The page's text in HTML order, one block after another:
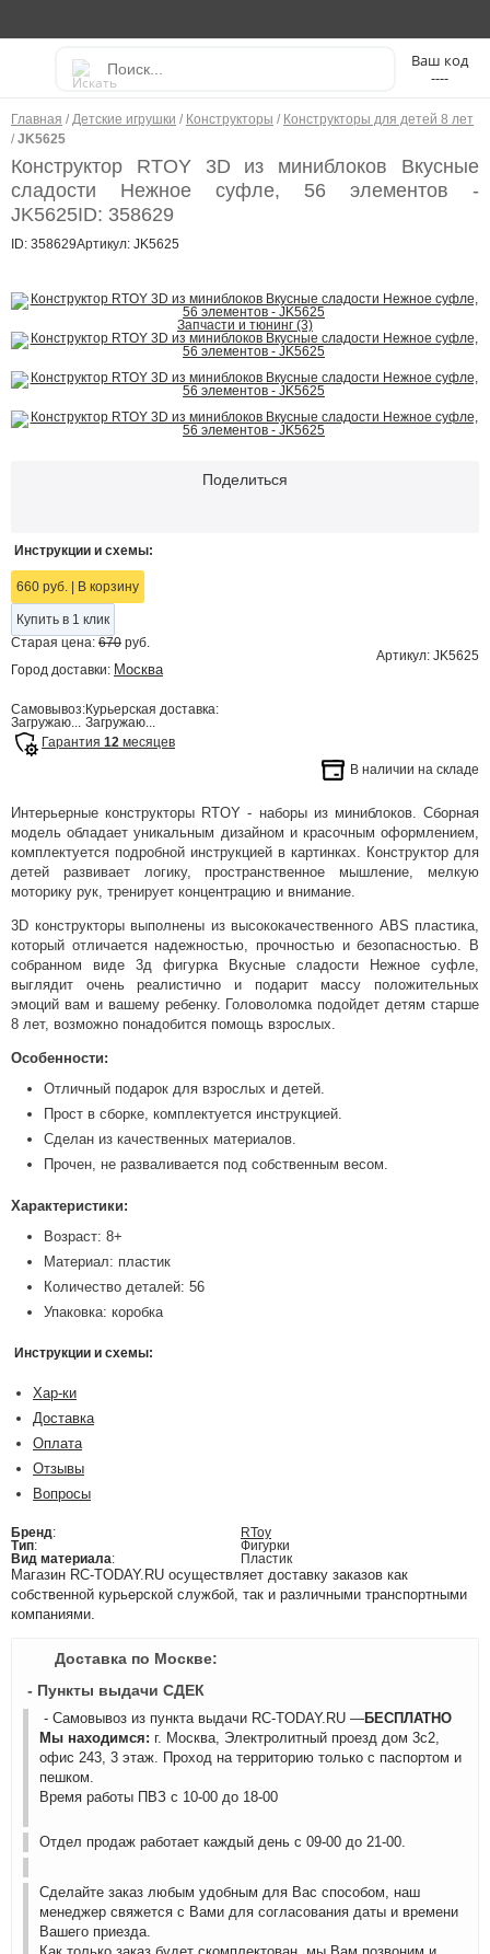
----
Главная / Детские игрушки / Конструкторы / Конструкторы для детей 8 лет
/ JK5625
Конструктор RTOY 3D из миниблоков Вкусные
сладости Нежное суфле, 56 элементов -
JK5625ID: 358629
ID: 358629Артикул: JK5625
Запчасти и тюнинг (3)
Поделиться
Инструкции и схемы:
660 руб. В корзину
Купить в 1 клик
Старая цена: 670 руб.
Артикул: JK5625
Город доставки: Москва
Самовывоз:
Загружаю...
Курьерская доставка:
Загружаю...
Гарантия 12 месяцев
В наличии на складе
Интерьерные конструкторы RTOY - наборы из миниблоков. Сборная
модель обладает уникальным дизайном и красочным оформлением,
комплектуется подробной инструкцией в картинках. Конструктор для
детей развивает логику, пространственное мышление, мелкую
моторику рук, тренирует концентрацию и внимание.
3D конструкторы выполнены из высококачественного ABS пластика,
который отличается надежностью, прочностью и безопасностью. В
собранном виде 3д фигурка Вкусные сладости Нежное суфле,
выглядит очень реалистично и подарит массу положительных
эмоций вам и вашему ребенку. Головоломка подойдет детям старше
8 лет, возможно понадобится помощь взрослых.
Особенности:
Отличный подарок для взрослых и детей.
Прост в сборке, комплектуется инструкцией.
Сделан из качественных материалов.
Прочен, не разваливается под собственным весом.
Характеристики:
Возраст: 8+
Материал: пластик
Количество деталей: 56
Упаковка: коробка
Инструкции и схемы:
Хар-ки
Доставка
Оплата
Отзывы
Вопросы
Бренд:
RToy
Тип:
Фигурки
Вид материала: Пластик
Магазин RC-TODAY.RU осуществляет доставку заказов как
собственной курьерской службой, так и различными транспортными
компаниями.
Доставка по Москве:
- Пункты выдачи СДЕК
- Самовывоз из пункта выдачи RC-TODAY.RU —БЕСПЛАТНО
Мы находимся: г. Москва, Электролитный проезд дом 3с2,
офис 243, 3 этаж. Проход на территорию только с паспортом и
пешком.
Время работы ПВЗ с 10-00 до 18-00
Отдел продаж работает каждый день с 09-00 до 21-00.
Сделайте заказ любым удобным для Вас способом, наш
менеджер свяжется с Вами для согласования даты и времени
Вашего приезда.